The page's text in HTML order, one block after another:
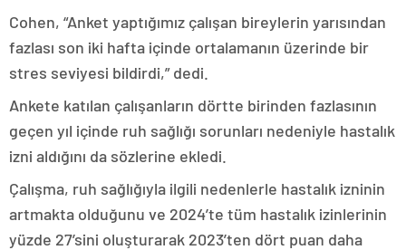
Cohen, “Anket yaptığımız çalışan bireylerin yarısından
fazlası son iki hafta içinde ortalamanın üzerinde bir
stres seviyesi bildirdi,” dedi.
Ankete katılan çalışanların dörtte birinden fazlasının
geçen yıl içinde ruh sağlığı sorunları nedeniyle hastalık
izni aldığını da sözlerine ekledi.
Çalışma, ruh sağlığıyla ilgili nedenlerle hastalık izninin
artmakta olduğunu ve 2024’te tüm hastalık izinlerinin
yüzde 27’sini oluşturarak 2023’ten dört puan daha